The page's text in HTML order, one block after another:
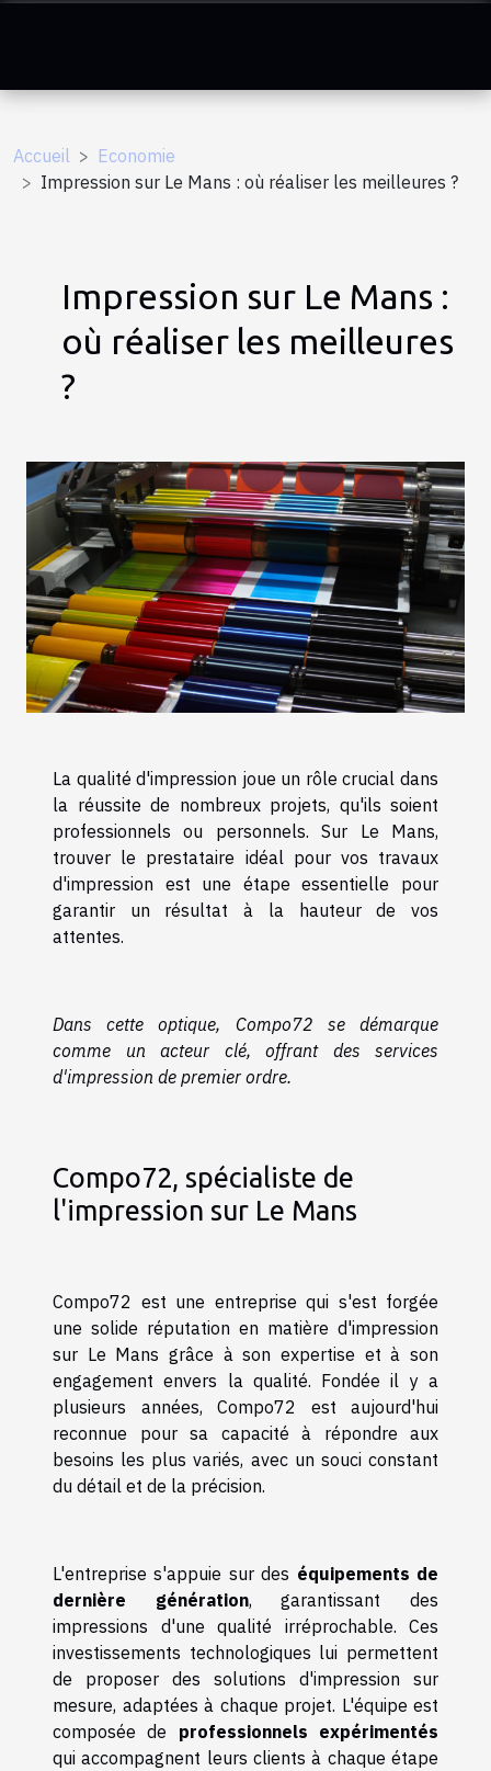
Accueil
Economie
Impression sur Le Mans : où réaliser les meilleures ?
Impression sur Le Mans :
où réaliser les meilleures
?
La qualité d'impression joue un rôle crucial dans
la réussite de nombreux projets, qu'ils soient
professionnels ou personnels. Sur Le Mans,
trouver le prestataire idéal pour vos travaux
d'impression est une étape essentielle pour
garantir un résultat à la hauteur de vos
attentes.
Dans cette optique, Compo72 se démarque
comme un acteur clé, offrant des services
d'impression de premier ordre.
Compo72, spécialiste de
l'impression sur Le Mans
Compo72 est une entreprise qui s'est forgée
une solide réputation en matière d'impression
sur Le Mans grâce à son expertise et à son
engagement envers la qualité. Fondée il y a
plusieurs années, Compo72 est aujourd'hui
reconnue pour sa capacité à répondre aux
besoins les plus variés, avec un souci constant
du détail et de la précision.
L'entreprise s'appuie sur des équipements de
dernière génération, garantissant des
impressions d'une qualité irréprochable. Ces
investissements technologiques lui permettent
de proposer des solutions d'impression sur
mesure, adaptées à chaque projet. L'équipe est
composée de professionnels expérimentés
qui accompagnent leurs clients à chaque étape